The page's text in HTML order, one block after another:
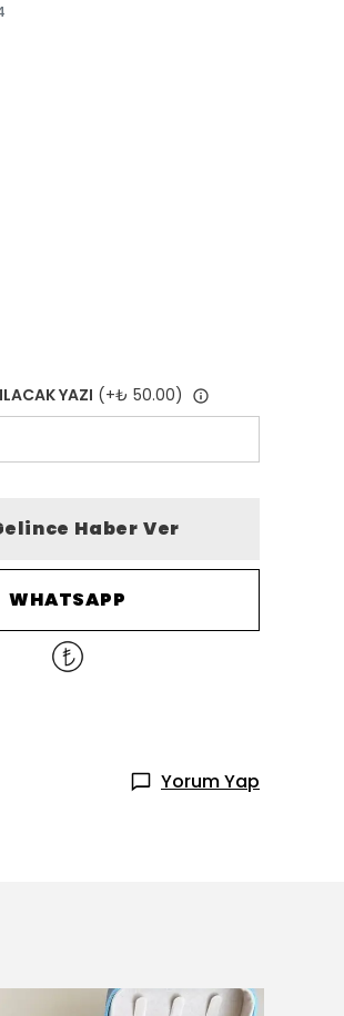
YAZI (+₺ 50.00)
Haber Ver
WHATSAPP
Yorum Yap